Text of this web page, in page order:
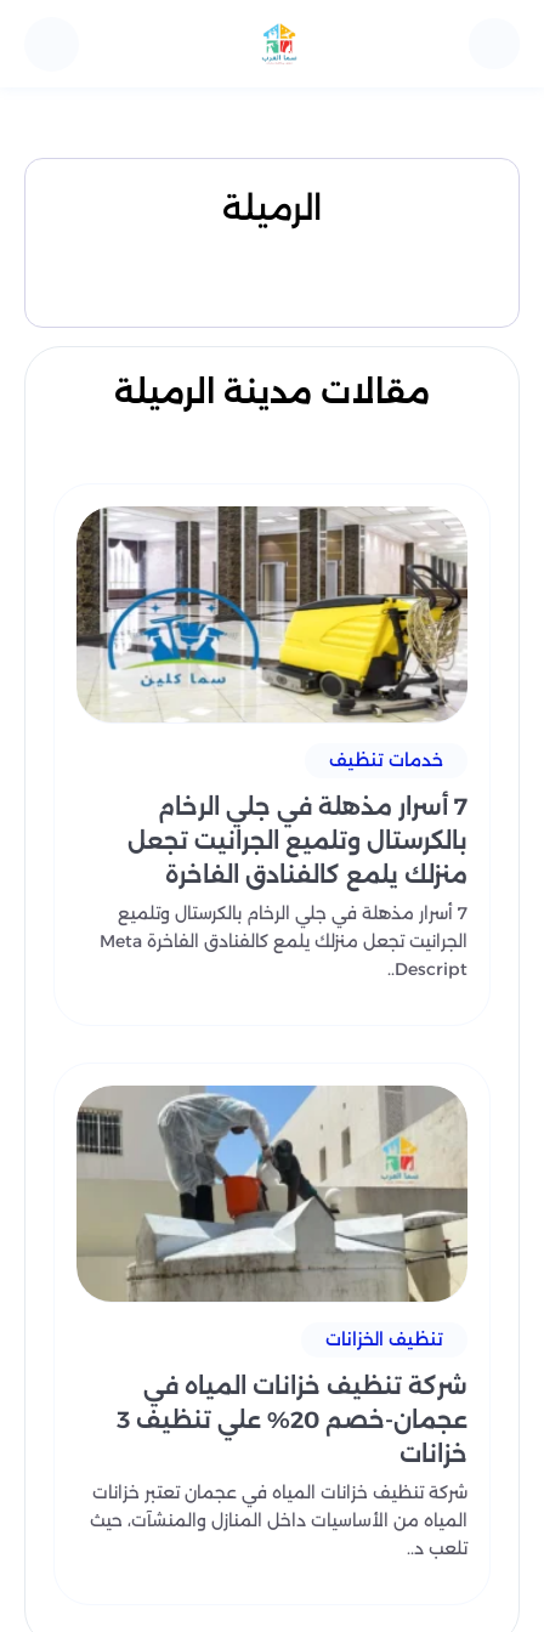
الرميلة
مقالات مدينة الرميلة
خدمات تنظيف
7 أسرار مذهلة في جلي الرخام
بالكرستال وتلميع الجرانيت تجعل
منزلك يلمع كالفنادق الفاخرة
7 أسرار مذهلة في جلي الرخام بالكرستال وتلميع
الجرانيت تجعل منزلك يلمع كالفنادق الفاخرة Meta
Descript..
تنظيف الخزانات
شركة تنظيف خزانات المياه في
عجمان-خصم 20% علي تنظيف 3
خزانات
شركة تنظيف خزانات المياه في عجمان تعتبر خزانات
المياه من الأساسيات داخل المنازل والمنشآت، حيث
تلعب د..